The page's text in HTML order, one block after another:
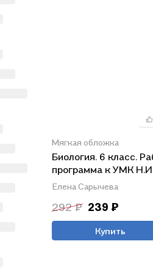
Мягкая обложка
Биология. 6 класс.
программа к УМК
Сонина
Елена Сарычева
292 ₽ 239 ₽
Купить